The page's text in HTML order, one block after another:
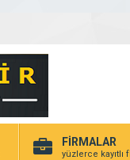
FİRMALAR
yüzlerce kayıtlı